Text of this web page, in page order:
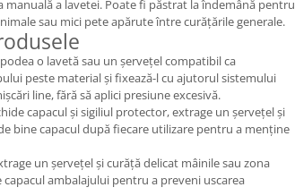
manuală a lavetei. Poate fi păstrat la îndemână pentru
sau mici pete apărute între curățările generale.
o lavetă sau un șervețel compatibil ca
peste material și fixează-l cu ajutorul sistemului
line, fără să aplici presiune excesivă.
capacul și sigiliul protector, extrage un șervețel și
bine capacul după fiecare utilizare pentru a menține
un șervețel și curăță delicat mâinile sau zona
ambalajului pentru a preveni uscarea